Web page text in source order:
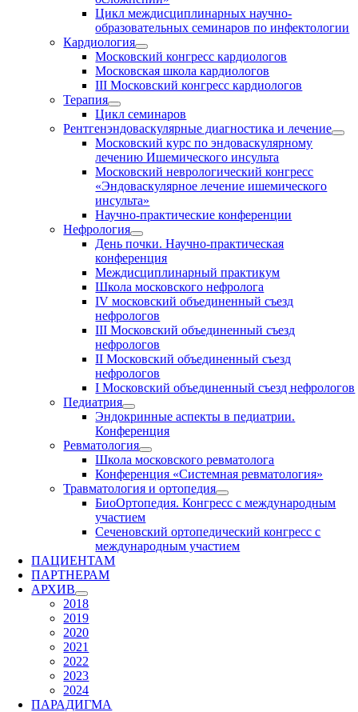
Цикл междисциплинарных научно-
образовательных семинаров по инфектологии
Кардиология
Московский конгресс кардиологов
Московская школа кардиологов
III Московский конгресс кардиологов
Терапия
Цикл семинаров
Рентгенэндоваскулярные диагностика и лечение
Московский курс по эндоваскулярному
лечению Ишемического инсульта
Московский неврологический конгресс
«Эндоваскулярное лечение ишемического
инсульта»
Научно-практические конференции
Нефрология
День почки. Научно-практическая
конференция
Междисциплинарный практикум
Школа московского нефролога
IV московский объединенный съезд
нефрологов
III Московский объединенный съезд
нефрологов
II Московский объединенный съезд
нефрологов
I Московский объединенный съезд нефрологов
Педиатрия
Эндокринные аспекты в педиатрии.
Конференция
Ревматология
Школа московского ревматолога
Конференция «Системная ревматология»
Травматология и ортопедия
БиоОртопедия. Конгресс с международным
участием
Сеченовский ортопедический конгресс с
международным участием
ПАЦИЕНТАМ
ПАРТНЕРАМ
АРХИВ
2018
2019
2020
2021
2022
2023
2024
ПАРАДИГМА